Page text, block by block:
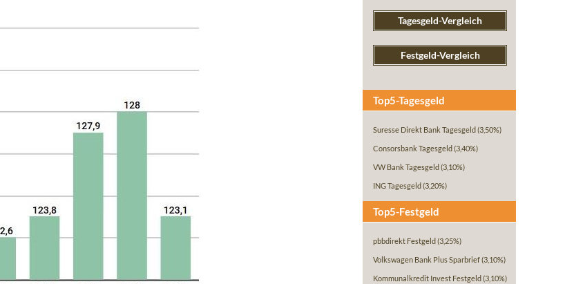
Tagesgeld-Vergleich
Festgeld-Vergleich
Top5-Tagesgeld
Suresse Direkt Bank Tagesgeld (3,50%)
Consorsbank Tagesgeld (3,40%)
VW Bank Tagesgeld (3,10%)
ING Tagesgeld (3,20%)
Top5-Festgeld
pbbdirekt Festgeld (3,25%)
Volkswagen Bank Plus Sparbrief(3,10%)
Kommunalkredit Invest Festgeld (3,10%)